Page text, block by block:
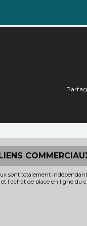
sont totalement
et l'achat de place en ligne du